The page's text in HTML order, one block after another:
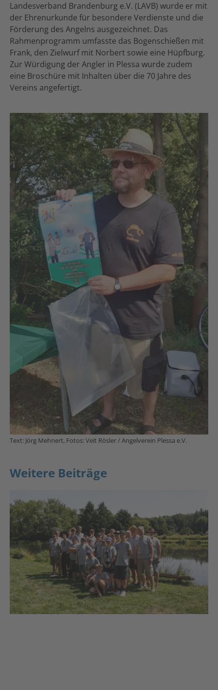
Landesverband Brandenburg e.V. (LAVB) wurde er mit
der Ehrenurkunde für besondere Verdienste und die
Förderung des Angelns ausgezeichnet. Das
Rahmenprogramm umfasste das Bogenschießen mit
Frank, den Zielwurf mit Norbert sowie eine Hüpfburg.
Zur Würdigung der Angler in Plessa wurde zudem
eine Broschüre mit Inhalten über die 70 Jahre des
Vereins angefertigt.
Text: Jörg Mehnert, Fotos: Veit Rösler / Angelverein Plessa e.V.
Weitere Beiträge